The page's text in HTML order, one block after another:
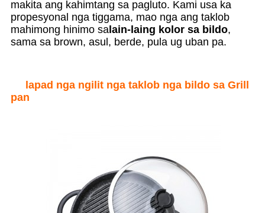
makita ang kahimtang sa pagluto. Kami usa ka
propesyonal nga tiggama, mao nga ang taklob
mahimong hinimo sa lain-laing kolor sa bildo,
sama sa brown, asul, berde, pula ug uban pa.
lapad nga ngilit nga taklob nga bildo sa Grill
pan